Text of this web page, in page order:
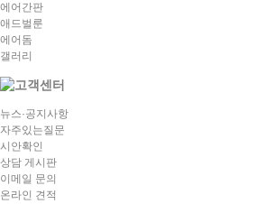
에어간판
애드벌룬
에어돔
갤러리
뉴스·공지사항
자주있는질문
시안확인
상담 게시판
이메일 문의
온라인 견적